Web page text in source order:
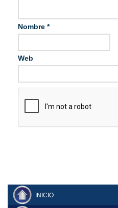
Nombre *
Web
INICIO